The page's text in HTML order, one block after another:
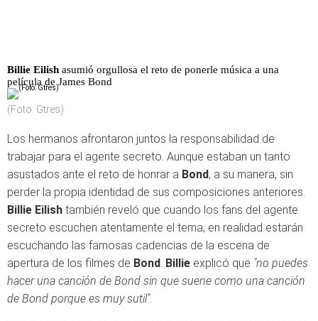
Billie Eilish asumió orgullosa el reto de ponerle música a una
película de James Bond
(Foto: Gtres)
Los hermanos afrontaron juntos la responsabilidad de
trabajar para el agente secreto. Aunque estaban un tanto
asustados ante el reto de honrar a Bond, a su manera, sin
perder la propia identidad de sus composiciones anteriores.
Billie Eilish también reveló que cuando los fans del agente
secreto escuchen atentamente el tema, en realidad estarán
escuchando las famosas cadencias de la escena de
apertura de los filmes de Bond. Billie explicó que "no puedes
hacer una canción de Bond sin que suene como una canción
de Bond porque es muy sutil".